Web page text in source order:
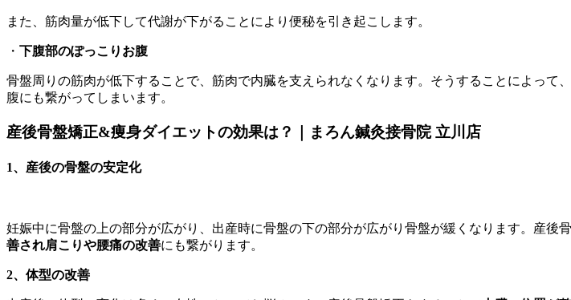
また、筋肉量が低下して代謝が下がることにより便秘を引き起こします。
・ 下腹部のぽっこりお腹
骨盤周りの筋肉が低下することで、筋肉で内臓を支えられなくなります。そうすることによっ
腹にも繋がってしまいます。
産後骨盤矯正&痩身ダイエットの効果は？｜まろん鍼灸接骨院 立川店
1、産後の骨盤の安定化
妊娠中に骨盤の上の部分が広がり、出産時に骨盤の下の部分が広がり骨盤が緩くなります。産後
善され肩こりや腰痛の改善にも繋がります。
2、体型の改善